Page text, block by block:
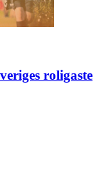
roligaste